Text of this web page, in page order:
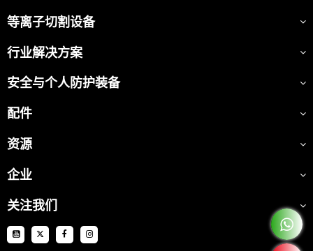
等离子切割设备
行业解决方案
安全与个人防护装备
配件
资源
企业
关注我们